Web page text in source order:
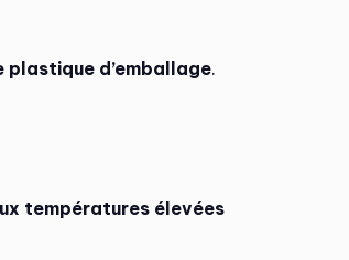
d’emballage.
températures élevées